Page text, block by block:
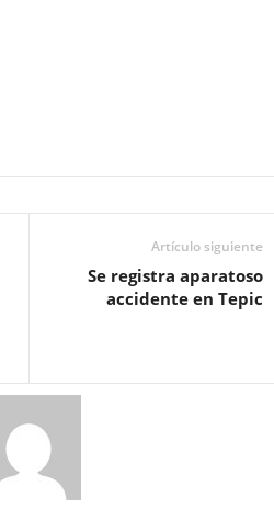
Artículo siguiente
Se registra aparatoso
accidente en Tepic